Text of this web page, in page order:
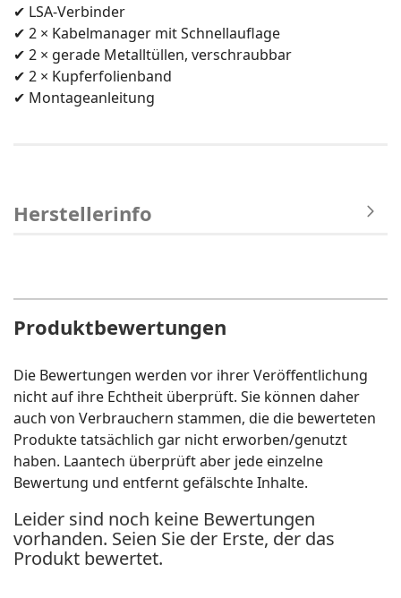
✔ LSA-Verbinder
✔ 2 × Kabelmanager mit Schnellauflage
✔ 2 × gerade Metalltüllen, verschraubbar
✔ 2 × Kupferfolienband
✔ Montageanleitung
Herstellerinfo
Produktbewertungen
Die Bewertungen werden vor ihrer Veröffentlichung
nicht auf ihre Echtheit überprüft. Sie können daher
auch von Verbrauchern stammen, die die bewerteten
Produkte tatsächlich gar nicht erworben/genutzt
haben. Laantech überprüft aber jede einzelne
Bewertung und entfernt gefälschte Inhalte.
Leider sind noch keine Bewertungen
vorhanden. Seien Sie der Erste, der das
Produkt bewertet.